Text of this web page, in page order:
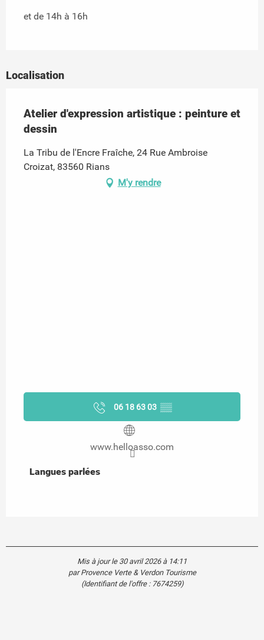
et de 14h à 16h
Localisation
Atelier d'expression artistique : peinture et
dessin
La Tribu de l'Encre Fraîche, 24 Rue Ambroise
Croizat, 83560 Rians
M'y rendre
06 18 63 03 ▒▒
www.helloasso.com
Langues parlées
Langues parlées
Mis à jour le 30 avril 2026 à 14:11
par Provence Verte & Verdon Tourisme
(Identifiant de l'offre : 7674259)